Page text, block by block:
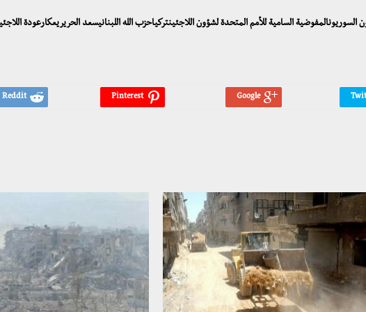
السوريونالمفوضية السامية للأمم المتحدة لشؤون اللاجئينتركياحزب الله اللبنانيسعد الحريريعكارعودة